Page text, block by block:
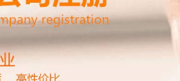
宿迁注册商标
宿迁资质代办